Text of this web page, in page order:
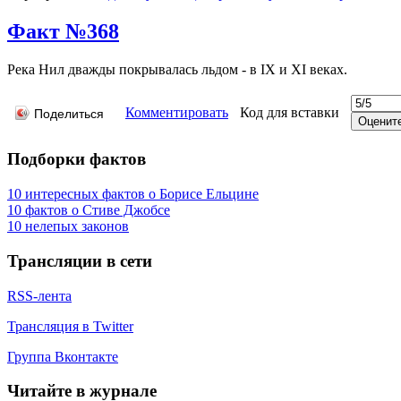
Факт №368
Река Нил дважды покрывалась льдом - в IX и XI веках.
Поделиться Комментировать Код для вставки
Подборки фактов
10 интересных фактов о Борисе Ельцине
10 фактов о Стиве Джобсе
10 нелепых законов
Трансляции в сети
RSS-лента
Трансляция в Twitter
Группа Вконтакте
Читайте в журнале